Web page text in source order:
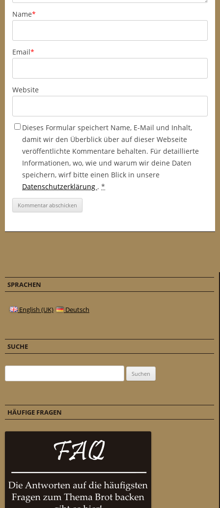
Name*
Email*
Website
Dieses Formular speichert Name, E-Mail und Inhalt,
damit wir den Überblick über auf dieser Webseite
veröffentlichte Kommentare behalten. Für detaillierte
Informationen, wo, wie und warum wir deine Daten
speichern, wirf bitte einen Blick in unsere
Datenschutzerklärung . *
SPRACHEN
English (UK) Deutsch
SUCHE
HÄUFIGE FRAGEN